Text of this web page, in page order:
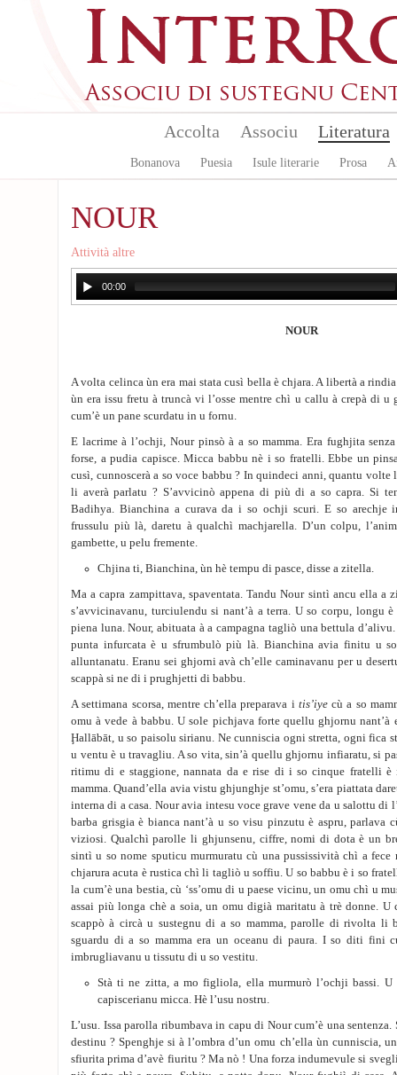
Accolta Associu Literatura
Bonanova Puesia Isule literarie Prosa
NOUR
Attività altre
00:00
NOUR
A volta celinca ùn era mai stata cusì bella è chjara. A libertà a
ùn era issu fretu à truncà vi l’osse mentre chì u callu à crepà di
cum’è un pane scurdatu in u fornu.
E lacrime à l’ochji, Nour pinsò à a so mamma. Era fughjita
forse, a pudia capisce. Micca babbu nè i so fratelli. Ebbe un
cusì, cunnoscerà a so voce babbu ? In quindeci anni, quantu volte
li averà parlatu ? S’avvicinò appena di più di a so capra. Si
Badihya. Bianchina a curava da i so ochji scuri. E so arechje
frussulu più là, daretu à qualchì machjarella. D’un colpu,
gambette, u pelu fremente.
Chjina ti, Bianchina, ùn hè tempu di pasce, disse a zitella.
Ma a capra zampittava, spaventata. Tandu Nour sintì ancu ella
s’avvicinavanu, turciulendu si nant’à a terra. U so corpu, longu
piena luna. Nour, abituata à a campagna tagliò una bettula
punta infurcata è u sfrumbulò più là. Bianchina avia finitu u
alluntanatu. Eranu sei ghjorni avà ch’elle caminavanu per u
scappà si ne di i prughjetti di babbu.
A settimana scorsa, mentre ch’ella preparava i tis’iyecù a so
omu à vede à babbu. U sole pichjava forte quellu ghjornu nant’à
Ḩallābāt, u so paisolu sirianu. Ne cunniscia ogni stretta, ogni fica
u ventu è u travagliu. A so vita, sin’à quellu ghjornu infiaratu, si
ritimu di e staggione, nannata da e rise di i so cinque fratelli è
mamma. Quand’ella avia vistu ghjunghje st’omu, s’era piattata
interna di a casa. Nour avia intesu voce grave vene da u salottu di
barba grisgia è bianca nant’à u so visu pinzutu è aspru, parlava
viziosi. Qualchì parolle li ghjunsenu, ciffre, nomi di dota è un
sintì u so nome sputicu murmuratu cù una pussissività chì a fece
chjarura acuta è rustica chì li tagliò u soffiu. U so babbu è i so
la cum’è una bestia, cù ‘ss’omu di u paese vicinu, un omu chì u
assai più longa chè a soia, un omu digià maritatu à trè donne. U
scappò à circà u sustegnu di a so mamma, parolle di rivolta li
sguardu di a so mamma era un oceanu di paura. I so diti fini
imbrugliavanu u tissutu di u so vestitu.
Stà ti ne zitta, a mo figliola, ella murmurò l’ochji bassi.
capiscerianu micca. Hè l’usu nostru.
L’usu. Issa parolla ribumbava in capu di Nour cum’è una sentenza.
destinu ? Spenghje si à l’ombra d’un omu ch’ella ùn cunniscia,
sfiurita prima d’avè fiuritu ? Ma nò ! Una forza indumevule si